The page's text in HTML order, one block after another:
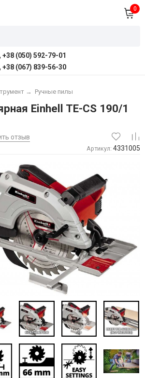
0
(050) 592-79-01
+38 (067) 839-56-30
→ Ручные пилы
Einhell TE-CS 190/1
отзыв
Артикул: 4331005